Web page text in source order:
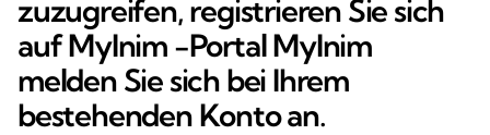
zuzugreifen, registrieren Sie sich
auf MyInim -Portal MyInim
melden Sie sich bei Ihrem
bestehenden Konto an.